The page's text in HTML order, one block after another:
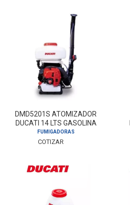
DMD5201S ATOMIZADOR
DUCATI 14 LTS GASOLINA
FUMIGADORAS
COTIZAR